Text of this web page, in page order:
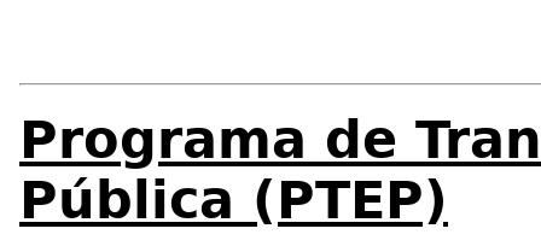
Programa de
Pública (PTEP)